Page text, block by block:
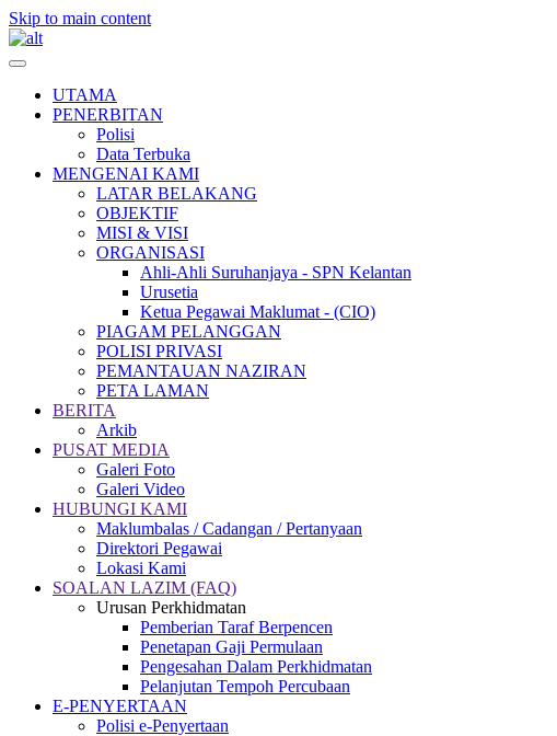
Skip to main content
UTAMA
PENERBITAN
Polisi
Data Terbuka
MENGENAI KAMI
LATAR BELAKANG
OBJEKTIF
MISI & VISI
ORGANISASI
Ahli-Ahli Suruhanjaya - SPN Kelantan
Urusetia
Ketua Pegawai Maklumat - (CIO)
PIAGAM PELANGGAN
POLISI PRIVASI
PEMANTAUAN NAZIRAN
PETA LAMAN
BERITA
Arkib
PUSAT MEDIA
Galeri Foto
Galeri Video
HUBUNGI KAMI
Maklumbalas / Cadangan / Pertanyaan
Direktori Pegawai
Lokasi Kami
SOALAN LAZIM (FAQ)
Urusan Perkhidmatan
Pemberian Taraf Berpencen
Penetapan Gaji Permulaan
Pengesahan Dalam Perkhidmatan
Pelanjutan Tempoh Percubaan
E-PENYERTAAN
Polisi e-Penyertaan